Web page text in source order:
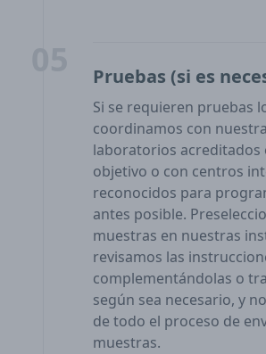
Pruebas (si es
Si se requieren pruebas
coordinamos con
laboratorios acreditados
objetivo o con centros
reconocidos para
antes posible.
muestras en nuestras
revisamos las
complementándolas o
según sea necesario, y
de todo el proceso de
muestras.